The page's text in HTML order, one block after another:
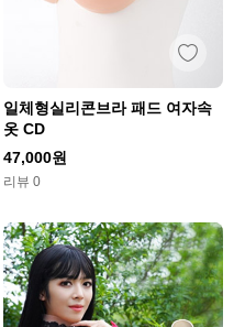
일체형실리콘브라 패드 여자속
옷 CD
47,000원
리뷰 0